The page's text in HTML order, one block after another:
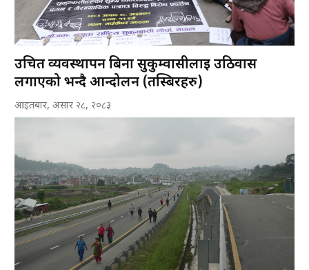
उचित व्यवस्थापन बिना सुकुम्वासीलाई उठिवास
लगाएको भन्दै आन्दोलन (तस्बिरहरु)
आइतबार, असार २८, २०८३